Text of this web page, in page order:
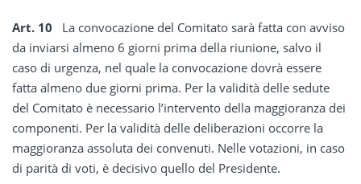
Art. 10 La convocazione del Comitato sarà fatta con avviso
da inviarsi almeno 6 giorni prima della riunione, salvo il
caso di urgenza, nel quale la convocazione dovrà essere
fatta almeno due giorni prima. Per la validità delle sedute
del Comitato è necessario l’intervento della maggioranza dei
componenti. Per la validità delle deliberazioni occorre la
maggioranza assoluta dei convenuti. Nelle votazioni, in caso
di parità di voti, è decisivo quello del Presidente.